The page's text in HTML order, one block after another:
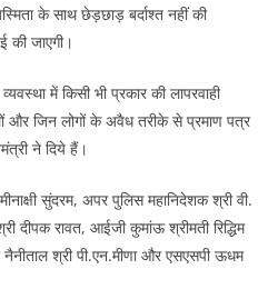
के साथ छेड़छाड़ बर्दाश्त नहीं की
की जाएगी।
में किसी भी प्रकार की लापरवाही
और जिन लोगों के अवैध तरीके से प्रमाण पत्र
ने दिये हैं।
सुंदरम, अपर पुलिस महानिदेशक श्री वी.
रावत, आईजी कुमांऊ श्रीमती रिद्धिम
नैनीताल श्री पी.एन.मीणा और एसएसपी ऊधम